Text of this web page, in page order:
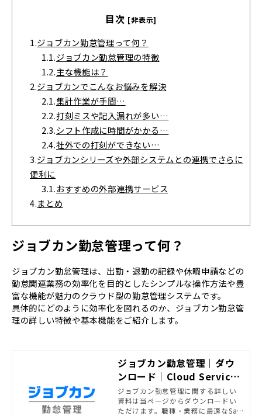
目次 [非表示]
1.ジョブカン勤怠管理って何？
1.1.ジョブカン勤怠管理の特徴
1.2.主な機能は？
2.ジョブカンでこんなお悩みを解決
2.1.集計作業が手間…
2.2.打刻ミスや記入漏れが多い…
2.3.シフト作成に時間がかかる…
2.4.社外での打刻ができない…
3.ジョブカンシリーズや外部システムとの連携でさらに
便利に
3.1.おすすめの外部連携サービス
4.まとめ
ジョブカン勤怠管理って何？
ジョブカン勤怠管理は、出勤・退勤の記録や休暇申請などの
勤怠関連業務の効率化を目的としたシンプルな操作方法や豊
富な機能が魅力のクラウド型の勤怠管理システムです。
具体的にどのように効率化を図れるのか、ジョブカン勤怠管
理の詳しい特徴や基本機能をご紹介します。
ジョブカン勤怠管理｜ダウ
ンロード｜Cloud Service
Concierge
ジョブカン勤怠管理に関する詳しい
資料は当ページからダウンロードい
ただけます。職種・業務に最適なSaa